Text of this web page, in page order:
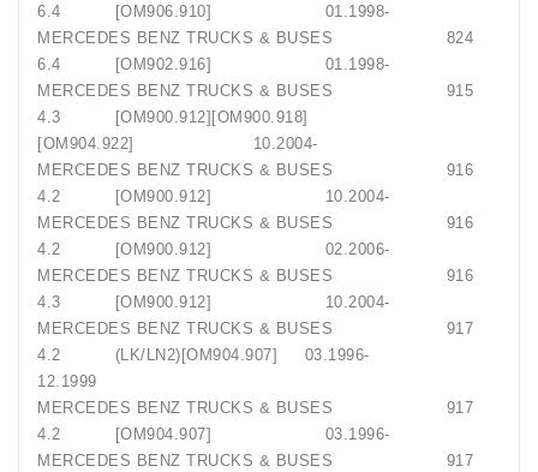
6.4 [OM906.910] 01.1998-
MERCEDES BENZ TRUCKS & BUSES 824
6.4 [OM902.916] 01.1998-
MERCEDES BENZ TRUCKS & BUSES 915
4.3 [OM900.912][OM900.918]
[OM904.922] 10.2004-
MERCEDES BENZ TRUCKS & BUSES 916
4.2 [OM900.912] 10.2004-
MERCEDES BENZ TRUCKS & BUSES 916
4.2 [OM900.912] 02.2006-
MERCEDES BENZ TRUCKS & BUSES 916
4.3 [OM900.912] 10.2004-
MERCEDES BENZ TRUCKS & BUSES 917
4.2 (LK/LN2)[OM904.907] 03.1996-
12.1999
MERCEDES BENZ TRUCKS & BUSES 917
4.2 [OM904.907] 03.1996-
MERCEDES BENZ TRUCKS & BUSES 917